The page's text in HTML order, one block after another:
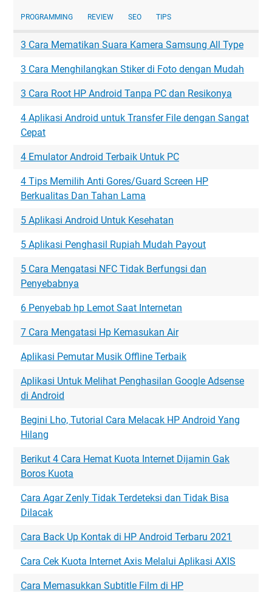
PROGRAMMING REVIEW SEO TIPS
3 Cara Mematikan Suara Kamera Samsung All Type
3 Cara Menghilangkan Stiker di Foto dengan Mudah
3 Cara Root HP Android Tanpa PC dan Resikonya
4 Aplikasi Android untuk Transfer File dengan Sangat
Cepat
4 Emulator Android Terbaik Untuk PC
4 Tips Memilih Anti Gores/Guard Screen HP
Berkualitas Dan Tahan Lama
5 Aplikasi Android Untuk Kesehatan
5 Aplikasi Penghasil Rupiah Mudah Payout
5 Cara Mengatasi NFC Tidak Berfungsi dan
Penyebabnya
6 Penyebab hp Lemot Saat Internetan
7 Cara Mengatasi Hp Kemasukan Air
Aplikasi Pemutar Musik Offline Terbaik
Aplikasi Untuk Melihat Penghasilan Google Adsense
di Android
Begini Lho, Tutorial Cara Melacak HP Android Yang
Hilang
Berikut 4 Cara Hemat Kuota Internet Dijamin Gak
Boros Kuota
Cara Agar Zenly Tidak Terdeteksi dan Tidak Bisa
Dilacak
Cara Back Up Kontak di HP Android Terbaru 2021
Cara Cek Kuota Internet Axis Melalui Aplikasi AXIS
Cara Memasukkan Subtitle Film di HP